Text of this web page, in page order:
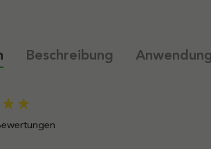
Beschreibung